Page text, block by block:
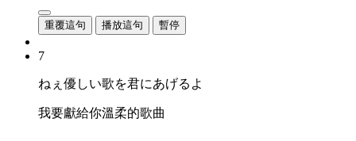
重覆這句 播放這句 暫停
7
ねぇ優しい歌を君にあげるよ
我要獻給你溫柔的歌曲